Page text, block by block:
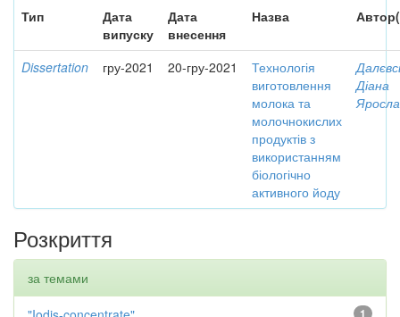
Тип
Дата
випуску
Дата
внесення
Назва
Dissertation гру-2021 20-гру-2021
Технологія
виготовлення
молока та
молочнокислих
продуктів з
використанням
біологічно
активного йоду
Діана
Розкриття
за темами
1